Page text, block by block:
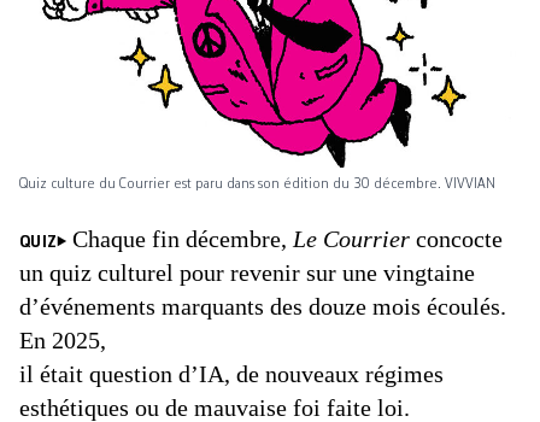
Quiz culture du Courrier est paru dans son édition du 30 décembre. VIVVIAN
QUIZ Chaque fin décembre, Le Courrier concocte
un quiz culturel pour revenir sur une vingtaine
d’événements marquants des douze mois écoulés.
En 2025,
il était question d’IA, de nouveaux régimes
esthétiques ou de mauvaise foi faite loi.